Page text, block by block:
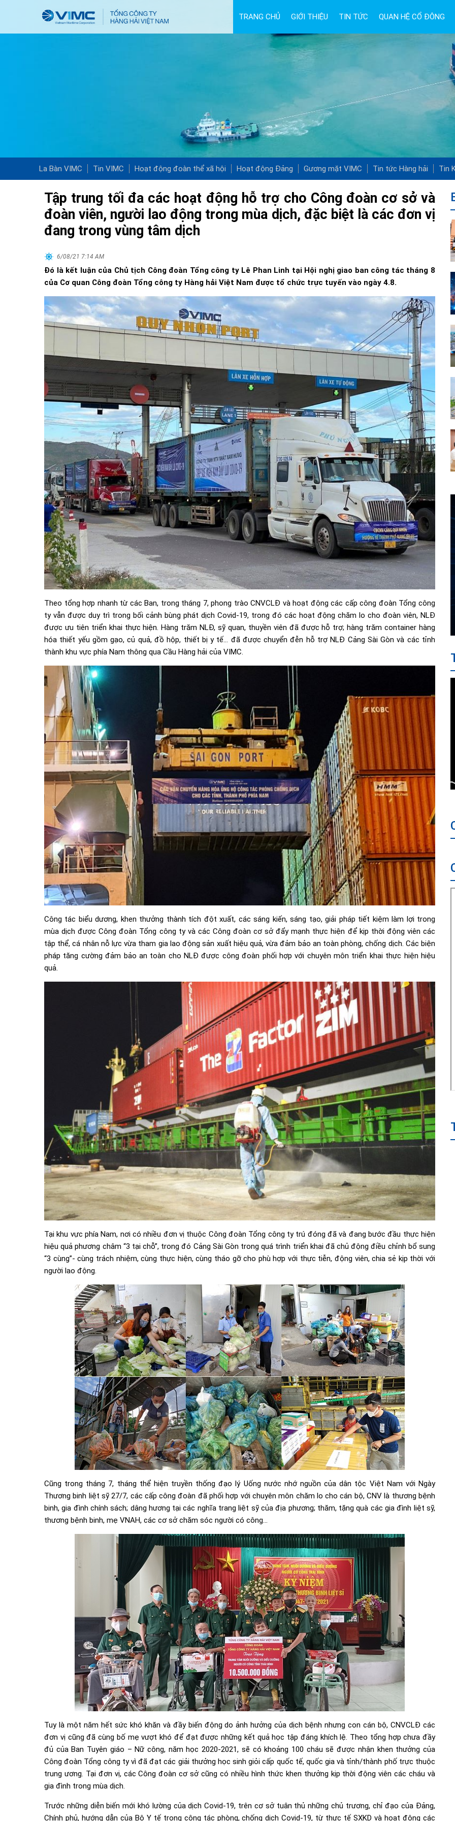
TRANG CHỦ GIỚI THIỆU TIN TỨC QUAN HỆ CỔ ĐÔNG
La Bàn VIMC Tin VIMC Hoạt động đoàn thể xã hội Hoạt động Đảng Gương mặt VIMC Tin tức Hàng hải Tin
Tập trung tối đa các hoạt động hỗ trợ cho Công đoàn cơ sở và
đoàn viên, người lao động trong mùa dịch, đặc biệt là các đơn vị
đang trong vùng tâm dịch
6/08/21 7:14 AM
Đó là kết luận của Chủ tịch Công đoàn Tổng công ty Lê Phan Linh tại Hội nghị giao ban công tác tháng 8
của Cơ quan Công đoàn Tổng công ty Hàng hải Việt Nam được tổ chức trực tuyến vào ngày 4.8.
Theo tổng hợp nhanh từ các Ban, trong tháng 7, phong trào CNVCLĐ và hoạt động các cấp công đoàn Tổng công
ty vẫn được duy trì trong bối cảnh bùng phát dịch Covid-19, trong đó các hoạt động chăm lo cho đoàn viên, NLĐ
được ưu tiên triển khai thực hiện. Hàng trăm NLĐ, sỹ quan, thuyền viên đã được hỗ trợ; hàng trăm container hàng
hóa thiết yếu gồm gạo, củ quả, đồ hộp, thiết bị y tế… đã được chuyển đễn hỗ trợ NLĐ Cảng Sài Gòn và các tỉnh
thành khu vực phía Nam thông qua Cầu Hàng hải của VIMC.
Công tác biểu dương, khen thưởng thành tích đột xuất, các sáng kiến, sáng tạo, giải pháp tiết kiệm làm lợi trong
mùa dịch được Công đoàn Tổng công ty và các Công đoàn cơ sở đẩy mạnh thực hiện để kịp thời động viên các
tập thể, cá nhân nỗ lực vừa tham gia lao động sản xuất hiệu quả, vừa đảm bảo an toàn phòng, chống dịch. Các biện
pháp tăng cường đảm bảo an toàn cho NLĐ được công đoàn phối hợp với chuyên môn triển khai thực hiện hiệu
quả.
Tại khu vực phía Nam, nơi có nhiều đơn vị thuộc Công đoàn Tổng công ty trú đóng đã và đang bước đầu thực hiện
hiệu quả phương châm “3 tại chỗ”, trong đó Cảng Sài Gòn trong quá trình triển khai đã chủ động điều chỉnh bổ sung
“3 cùng”- cùng trách nhiệm, cùng thực hiện, cùng tháo gỡ cho phù hợp với thực tiễn, động viên, chia sẻ kịp thời với
người lao động.
Cũng trong tháng 7, tháng thể hiện truyền thống đạo lý Uống nước nhớ nguồn của dân tộc Việt Nam với Ngày
Thương binh liệt sỹ 27/7, các cấp công đoàn đã phối hợp với chuyên môn chăm lo cho cán bộ, CNV là thương bệnh
binh, gia đình chính sách; dâng hương tại các nghĩa trang liệt sỹ của địa phương; thăm, tặng quà các gia đình liệt sỹ,
thương bệnh binh, mẹ VNAH, các cơ sở chăm sóc người có công…
Tuy là một năm hết sức khó khăn và đầy biến động do ảnh hưởng của dịch bệnh nhưng con cán bộ, CNVCLĐ các
đơn vị cũng đã cùng bố mẹ vượt khó để đạt được những kết quả học tập đáng khích lệ. Theo tổng hợp chưa đầy
đủ của Ban Tuyên giáo – Nữ công, năm học 2020-2021, sẽ có khoảng 100 cháu sẽ được nhận khen thưởng của
Công đoàn Tổng công ty vì đã đạt các giải thưởng học sinh giỏi cấp quốc tế, quốc gia và tỉnh/thành phố trực thuộc
trung ương. Tại đơn vị, các Công đoàn cơ sở cũng có nhiều hình thức khen thưởng kịp thời động viên các cháu và
gia đình trong mùa dịch.
Trước những diễn biến mới khó lường của dịch Covid-19, trên cơ sở tuân thủ những chủ trương, chỉ đạo của Đảng,
Chính phủ, hướng dẫn của Bộ Y tế trong công tác phòng, chống dịch Covid-19, từ thực tế SXKD và hoạt động các